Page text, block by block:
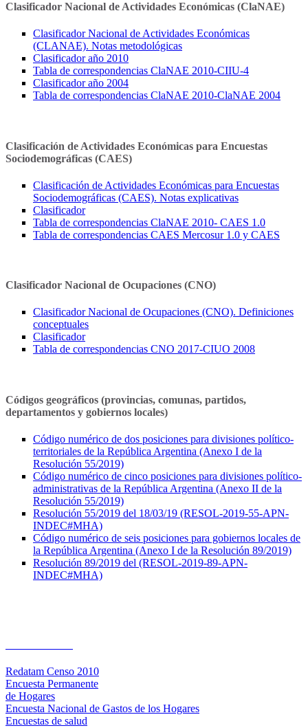
Clasificador Nacional de Actividades Económicas (ClaNAE)
Clasificador Nacional de Actividades Económicas
(CLANAE). Notas metodológicas
Clasificador año 2010
Tabla de correspondencias ClaNAE 2010-CIIU-4
Clasificador año 2004
Tabla de correspondencias ClaNAE 2010-ClaNAE 2004
Clasificación de Actividades Económicas para Encuestas
Sociodemográficas (CAES)
Clasificación de Actividades Económicas para Encuestas
Sociodemográficas (CAES). Notas explicativas
Clasificador
Tabla de correspondencias ClaNAE 2010- CAES 1.0
Tabla de correspondencias CAES Mercosur 1.0 y CAES
Clasificador Nacional de Ocupaciones (CNO)
Clasificador Nacional de Ocupaciones (CNO). Definiciones
conceptuales
Clasificador
Tabla de correspondencias CNO 2017-CIUO 2008
Códigos geográficos (provincias, comunas, partidos,
departamentos y gobiernos locales)
Código numérico de dos posiciones para divisiones político-
territoriales de la República Argentina (Anexo I de la
Resolución 55/2019)
Código numérico de cinco posiciones para divisiones político-
administrativas de la República Argentina (Anexo II de la
Resolución 55/2019)
Resolución 55/2019 del 18/03/19 (RESOL-2019-55-APN-
INDEC#MHA)
Código numérico de seis posiciones para gobiernos locales de
la República Argentina (Anexo I de la Resolución 89/2019)
Resolución 89/2019 del (RESOL-2019-89-APN-
INDEC#MHA)
Redatam Censo 2010
Encuesta Permanente
de Hogares
Encuesta Nacional de Gastos de los Hogares
Encuestas de salud